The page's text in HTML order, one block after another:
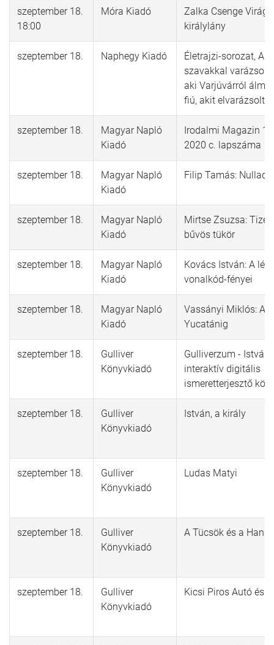
szeptember 18.
18:00
Móra Kiadó
Zalka Csenge Virág:
királylány
szeptember 18. Naphegy Kiadó
Életrajzi-sorozat, A
szavakkal varázsolt,
aki Varjúvárról
fiú, akit elvarázsolt
szeptember 18.
Magyar Napló
Kiadó
Irodalmi Magazin
2020 c. lapszáma
szeptember 18.
Magyar Napló
Kiadó
Filip Tamás:
szeptember 18.
Magyar Napló
Kiadó
Mirtse Zsuzsa:
bűvös tükör
szeptember 18.
Magyar Napló
Kiadó
Kovács István: A lét
vonalkód-fényei
szeptember 18.
Magyar Napló
Kiadó
Vassányi Miklós:
Yucatánig
szeptember 18.
Gulliver
Könyvkiadó
Gulliverzum -
interaktív digitális
ismeretterjesztő
szeptember 18.
Gulliver
Könyvkiadó
István, a király
szeptember 18.
Gulliver
Könyvkiadó
Ludas Matyi
szeptember 18.
Gulliver
Könyvkiadó
A Tücsök és a
szeptember 18.
Gulliver
Könyvkiadó
Kicsi Piros Autó és